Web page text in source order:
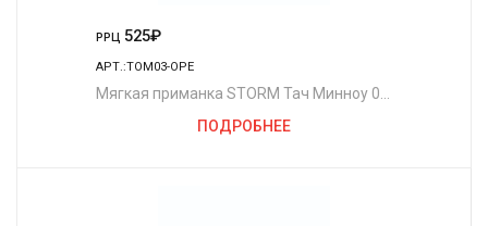
РРЦ 525₽
АРТ.:TOM03-OPE
Мягкая приманка STORM Тач Минноу 03
ПОДРОБНЕЕ